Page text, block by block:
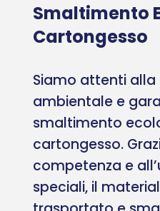
Smaltimento
Cartongesso
Siamo attenti alla
ambientale e
smaltimento
cartongesso.
competenza e
speciali, il